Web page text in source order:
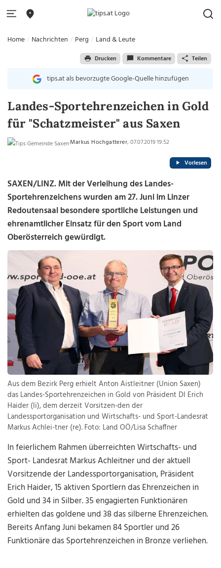
Home Nachrichten Perg Land & Leute
Drucken Kommentare Teilen
tips.at als bevorzugte Google-Quelle hinzufügen
Landes-Sportehrenzeichen in Gold
für "Schatzmeister" aus Saxen
Markus Hochgatterer, 07.07.2019 19:52
Vorlesen
SAXEN/LINZ. Mit der Verleihung des Landes-
Sportehrenzeichens wurden am 27. Juni im Linzer
Redoutensaal besondere sportliche Leistungen und
ehrenamtlicher Einsatz für den Sport vom Land
Oberösterreich gewürdigt.
Aus dem Bezirk Perg erhielt Anton Aistleitner (Union Saxen)
das Landes-Sportehrenzeichen in Gold von Präsident DI Erich
Haider (li), dem derzeit Vorsitzen-den der
Landessportorganisation und Wirtschafts- und Sport-Landesrat
Markus Achlei-tner (re). Foto: Land OÖ/Lisa Schaffner
In feierlichem Rahmen überreichten Wirtschafts- und
Sport- Landesrat Markus Achleitner und der aktuell
Vorsitzende der Landessportorganisation, Präsident
Erich Haider, 15 aktiven Sportlern das Ehrenzeichen in
Gold und 34 in Silber. 35 engagierten Funktionären
erhielten das goldene und 38 das silberne Ehrenzeichen.
Bereits Anfang Juni bekamen 84 Sportler und 26
Funktionäre das Sportehrenzeichen in Bronze verliehen.